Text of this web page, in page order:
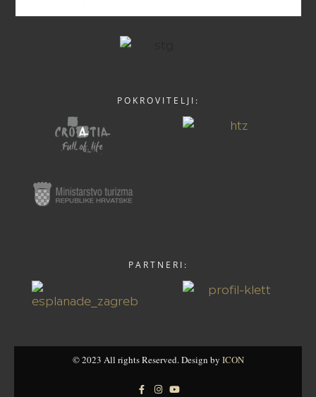
POKROVITELJI:
PARTNERI:
© 2023 All rights Reserved. Design by ICON